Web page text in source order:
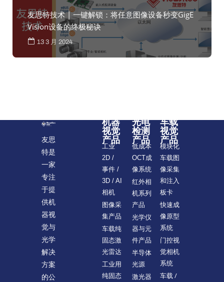
友思特技术 | 一键解锁：将任意图像设备秒变GigE
Vision设备的终极秘诀
13 3 月 2024
友思
特是
一家
专注
于提
供机
器视
觉与
光学
解决
方案
的公
机器
视觉
产品
工业
2D /
事件 /
3D / AI
相机
图像采
集产品
车载纯
固态激
光雷达
工业用
纯固态
光电
检测
产品
低成本
OCT成
像系统
红外相
机系列
产品
光学仪
器与元
件产品
半导体
光源
激光器
车载
视觉
产品
模块化
车载图
像采集
和注入
板卡
快速成
像原型
系统
门控视
觉相机
系统
车载 /